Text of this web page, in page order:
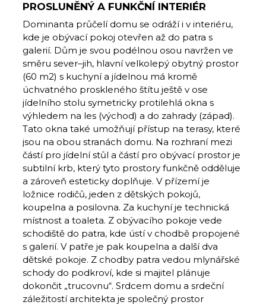
PROSLUNĚNÝ A FUNKČNÍ INTERIÉR
Dominanta průčelí domu se odráží i v interiéru,
kde je obývací pokoj otevřen až do patra s
galerií. Dům je svou podélnou osou navržen ve
směru sever–jih, hlavní velkolepý obytný prostor
(60 m2) s kuchyní a jídelnou má kromě
úchvatného proskleného štítu ještě v ose
jídelního stolu symetricky protilehlá okna s
výhledem na les (východ) a do zahrady (západ).
Tato okna také umožňují přístup na terasy, které
jsou na obou stranách domu. Na rozhraní mezi
částí pro jídelní stůl a částí pro obývací prostor je
subtilní krb, který tyto prostory funkčně odděluje
a zároveň esteticky doplňuje. V přízemí je
ložnice rodičů, jeden z dětských pokojů,
koupelna a posilovna. Za kuchyní je technická
místnost a toaleta. Z obývacího pokoje vede
schodiště do patra, kde ústí v chodbě propojené
s galerií. V patře je pak koupelna a další dva
dětské pokoje. Z chodby patra vedou mlynářské
schody do podkroví, kde si majitel plánuje
dokončit „trucovnu“. Srdcem domu a srdeční
záležitostí architekta je společný prostor